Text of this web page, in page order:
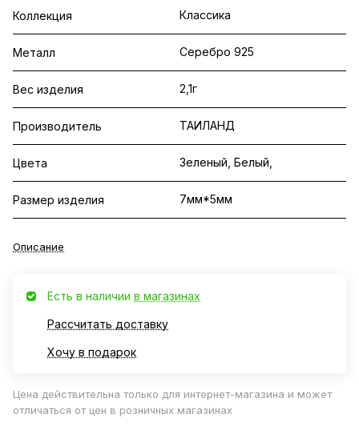
Коллекция Классика
Металл Серебро 925
Вес изделия 2,1г
Производитель ТАИЛАНД
Цвета Зеленый, Белый,
Размер изделия 7мм*5мм
Описание
Есть в наличии в магазинах
Рассчитать доставку
Хочу в подарок
Цена действительна только для интернет-магазина и может
отличаться от цен в розничных магазинах